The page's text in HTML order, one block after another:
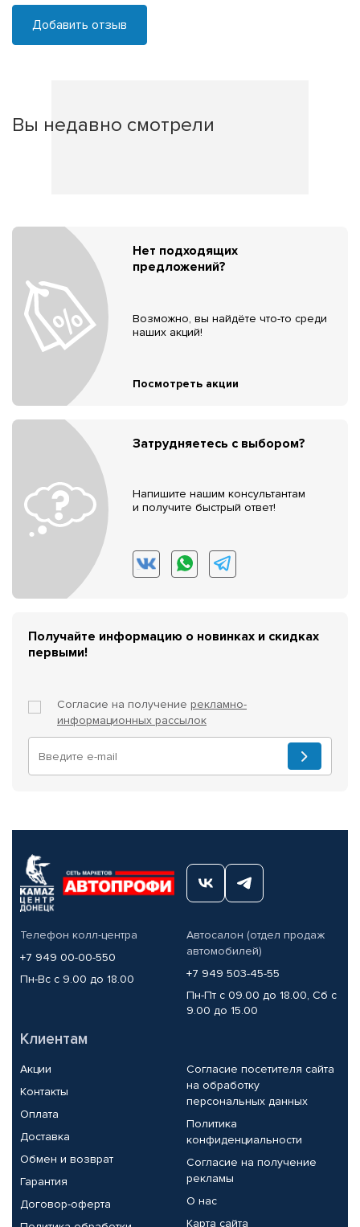
Добавить отзыв
Вы недавно смотрели
Нет подходящих
предложений?
Возможно, вы найдёте что-то среди
наших акций!
Посмотреть акции
Затрудняетесь с выбором?
Напишите нашим консультантам
и получите быстрый ответ!
Получайте информацию о новинках и скидках
первыми!
Согласие на получение рекламно-
информационных рассылок
Телефон колл-центра
+7 949 00-00-550
Пн-Вс с 9.00 до 18.00
Автосалон (отдел продаж
автомобилей)
+7 949 503-45-55
Пн-Пт с 09.00 до 18.00, Сб с
9.00 до 15.00
Клиентам
Акции
Контакты
Оплата
Доставка
Обмен и возврат
Гарантия
Договор-оферта
Согласие посетителя сайта
на обработку
персональных данных
Политика
конфиденциальности
Согласие на получение
рекламы
О нас
Карта сайта